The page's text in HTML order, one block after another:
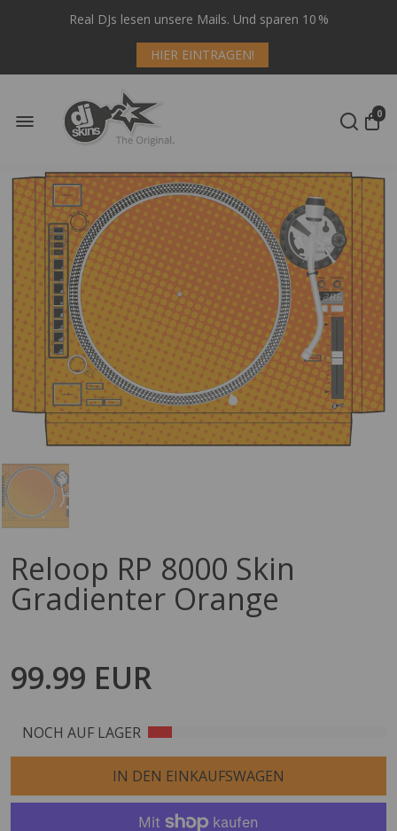
Real DJs lesen unsere Mails. Und sparen 10 %
HIER EINTRAGEN!
0
Reloop RP 8000 Skin
Gradienter Orange
99.99 EUR
NOCH AUF LAGER
IN DEN EINKAUFSWAGEN